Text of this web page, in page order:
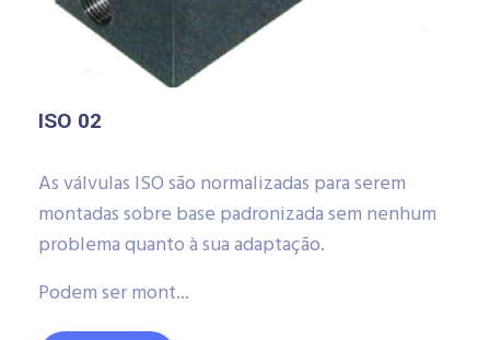
ISO 02
As válvulas ISO são normalizadas para serem
montadas sobre base padronizada sem nenhum
problema quanto à sua adaptação.
Podem ser mont...